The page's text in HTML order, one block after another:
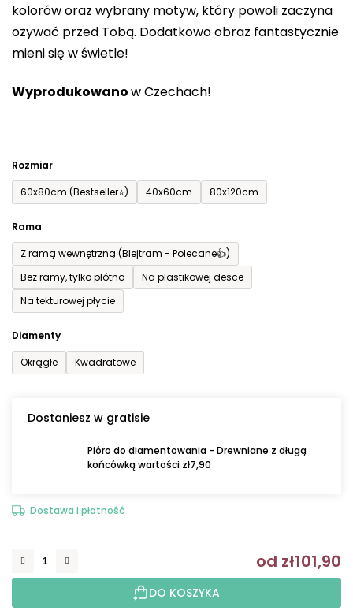
kolorów oraz wybrany motyw, który powoli zaczyna
ożywać przed Tobą. Dodatkowo obraz fantastycznie
mieni się w świetle!
Wyprodukowanow Czechach!
Rozmiar
60x80cm (Bestseller⭐)
40x60cm 80x120cm
Rama
Z ramą wewnętrzną (Blejtram - Polecane👍)
Bez ramy, tylko płótno
Na plastikowej desce
Na tekturowej płycie
Diamenty
Okrągłe
Kwadratowe
Dostaniesz w gratisie
Pióro do diamentowania - Drewniane z długą
końcówką wartości zł7,90
Dostawa i płatność
od zł101,90
DO KOSZYKA